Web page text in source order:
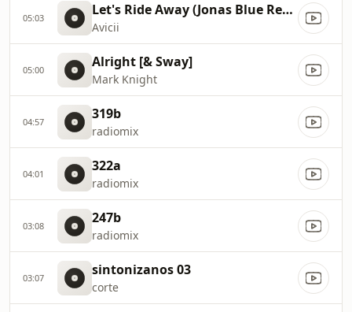
05:03 Let's Ride Away (Jonas Blue Remix) [Feat. Ellie King]
Avicii
05:00 Alright [& Sway]
Mark Knight
04:57 319b
radiomix
04:01 322a
radiomix
03:08 247b
radiomix
03:07 sintonizanos 03
corte